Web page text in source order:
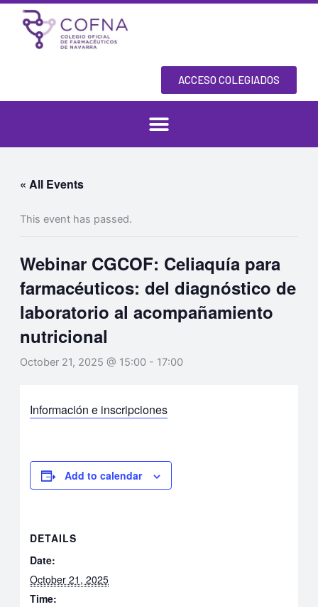
Skip
content
ACCESO COLEGIADOS
« All Events
This event has passed.
Webinar CGCOF: Celiaquía para
farmacéuticos: del diagnóstico de
laboratorio al acompañamiento
nutricional
October 21, 2025 @ 15:00 - 17:00
Información e inscripciones
Add to calendar
DETAILS
Date:
October 21, 2025
Time: